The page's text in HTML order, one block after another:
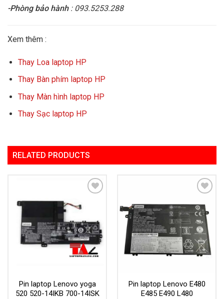
-Phòng bảo hành: 093.5253.288
Xem thêm :
Thay Loa laptop HP
Thay Bàn phím laptop HP
Thay Màn hình laptop HP
Thay Sạc laptop HP
RELATED PRODUCTS
Wishlist
Pin laptop Lenovo yoga
520 520-14IKB 700-14ISK
Wishlist
Pin laptop Lenovo E480
E485 E490 L480